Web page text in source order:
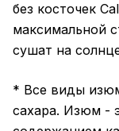
без косточек
максимальной
сушат на
* Все виды
сахара. Изюм -